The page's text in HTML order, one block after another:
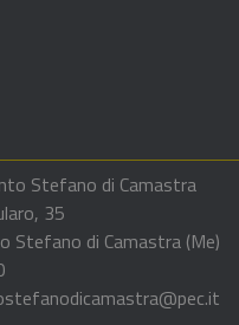
Stefano di Camastra
35
Stefano di Camastra (Me)